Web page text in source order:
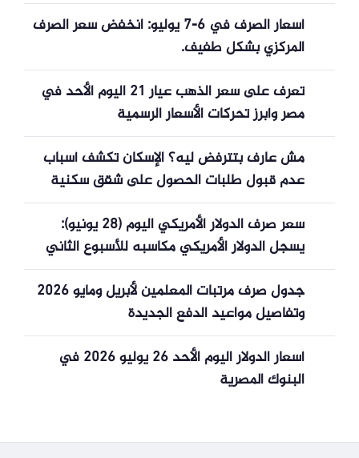
أسعار الصرف في 6-7 يوليو: انخفض سعر الصرف
المركزي بشكل طفيف.
تعرف على سعر الذهب عيار 21 اليوم الأحد في
مصر وأبرز تحركات الأسعار الرسمية
مش عارف بتترفض ليه؟ الإسكان تكشف أسباب
عدم قبول طلبات الحصول على شقق سكنية
سعر صرف الدولار الأمريكي اليوم (28 يونيو):
يسجل الدولار الأمريكي مكاسبه للأسبوع الثاني
على التوالي.
جدول صرف مرتبات المعلمين لأبريل ومايو 2026
وتفاصيل مواعيد الدفع الجديدة
أسعار الدولار اليوم الأحد 26 يوليو 2026 في
البنوك المصرية